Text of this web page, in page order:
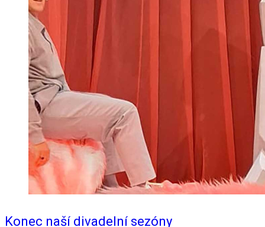
Konec naší divadelní sezóny